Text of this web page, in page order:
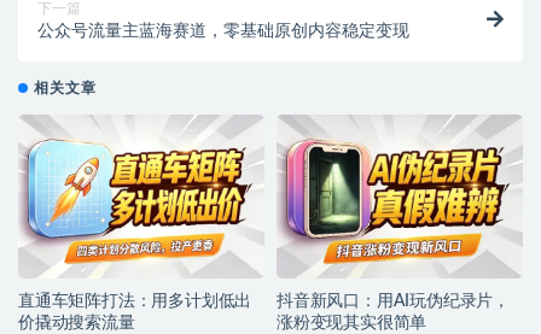
下一篇
公众号流量主蓝海赛道，零基础原创内容稳定变现
相关文章
直通车矩阵打法：用多计划低出
价撬动搜索流量
抖音新风口：用AI玩伪纪录片，
涨粉变现其实很简单